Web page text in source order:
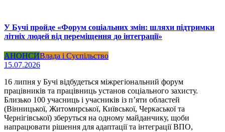
У Бучі пройде «Форум соціальних змін: шляхи підтримки
літніх людей від переміщення до інтеграції»
АНОНСИВлада і Суспільство
15.07.2026
16 липня у Бучі відбудеться міжрегіональний форум
працівників та працівниць установ соціального захисту.
Близько 100 учасниць і учасників із п’яти областей
(Вінницької, Житомирської, Київської, Черкаської та
Чернігівської) зберуться на одному майданчику, щоби
напрацювати рішення для адаптації та інтеграції ВПО,